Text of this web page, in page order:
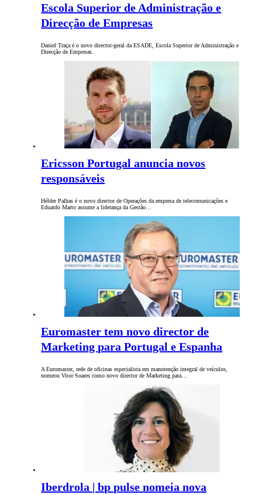
Escola Superior de Administração e
Direcção de Empresas
Daniel Traça é o novo director-geral da ESADE, Escola Superior de Administração e
Direcção de Empresas.
Ericsson Portugal anuncia novos
responsáveis
Hélder Palhas é o novo director de Operações da empresa de telecomunicações e
Eduardo Marto assume a liderança da Gestão…
Euromaster tem novo director de
Marketing para Portugal e Espanha
A Euromaster, rede de oficinas especialista em manutenção integral de veículos,
nomeou Vitor Soares como novo director de Marketing para…
Iberdrola | bp pulse nomeia nova